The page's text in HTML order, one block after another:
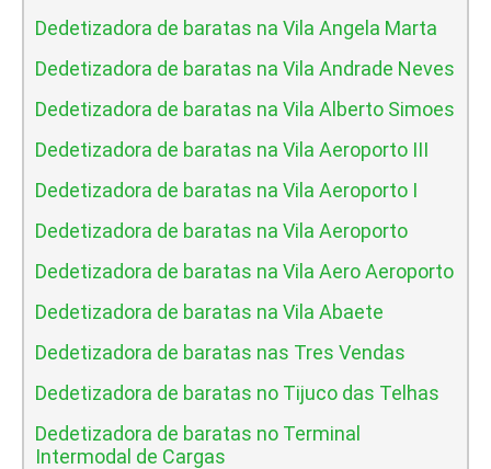
Dedetizadora de baratas na Vila Angela Marta
Dedetizadora de baratas na Vila Andrade Neves
Dedetizadora de baratas na Vila Alberto Simoes
Dedetizadora de baratas na Vila Aeroporto III
Dedetizadora de baratas na Vila Aeroporto I
Dedetizadora de baratas na Vila Aeroporto
Dedetizadora de baratas na Vila Aero Aeroporto
Dedetizadora de baratas na Vila Abaete
Dedetizadora de baratas nas Tres Vendas
Dedetizadora de baratas no Tijuco das Telhas
Dedetizadora de baratas no Terminal
Intermodal de Cargas